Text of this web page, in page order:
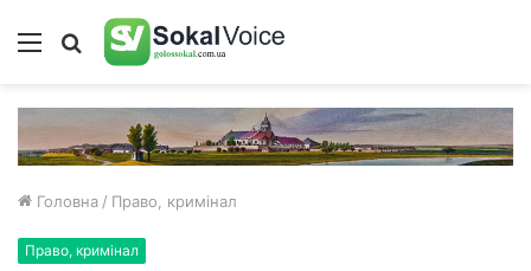
Меню Пошук
Головна / Право, кримінал
Право, кримінал